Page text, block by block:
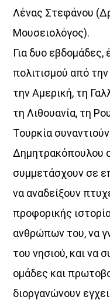
Λένας Στεφάνου
Μουσειολόγος).
Για δυο εβδομάδες,
πολιτισμού από
την Αμερική, τη
τη Λιθουανία, τη
Τουρκία
Δημητρακόπουλου
συμμετάσχουν σε
να αναδείξουν
προφορικής
ανθρώπων του, να
του νησιού, και να
ομάδες και
διοργανώνουν